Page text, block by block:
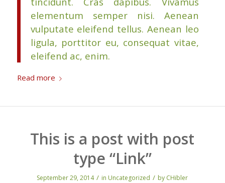
elementum semper nisi. Aenean
vulputate eleifend tellus. Aenean leo
ligula, porttitor eu, consequat vitae,
eleifend ac, enim.
Read more
This is a post with post
type “Link”
September 29, 2014 / in Uncategorized / by CHibler